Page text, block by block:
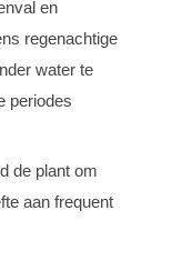
en
regenachtige
water te
periodes
de plant om
aan frequent